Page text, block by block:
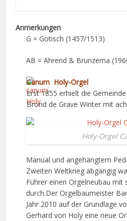
Anmerkungen
G = Gotisch (1457/1513)
AB = Ahrend & Brunzema
Holy-Orgel
Canum Holy-Orgel
Erst 1855 erhielt die
Brond de Grave Winter mit
Manual und angehängtem
Zweiten Weltkrieg abgängig
Führer einen Orgelneubau mit
durch.Der Orgelbaumeister
Jahr 2010 auf der Grundlage
Gerhard von Holy eine neue